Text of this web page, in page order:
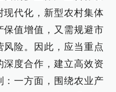
现代化，新型农村集体
值增值，又需规避市
险。因此，应当重点
度合作，建立高效资
：一方面，围绕农业产